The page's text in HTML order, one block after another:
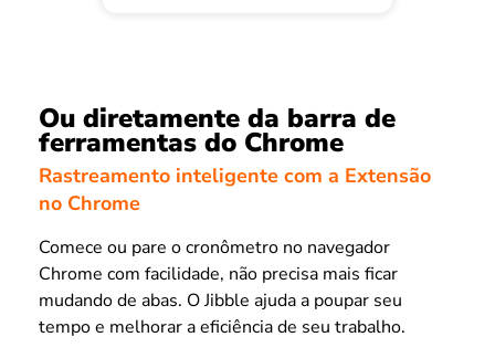
Ou diretamente da barra de
ferramentas do Chrome
Rastreamento inteligente com a Extensão
no Chrome
Comece ou pare o cronômetro no navegador
Chrome com facilidade, não precisa mais ficar
mudando de abas. O Jibble ajuda a poupar seu
tempo e melhorar a eficiência de seu trabalho.